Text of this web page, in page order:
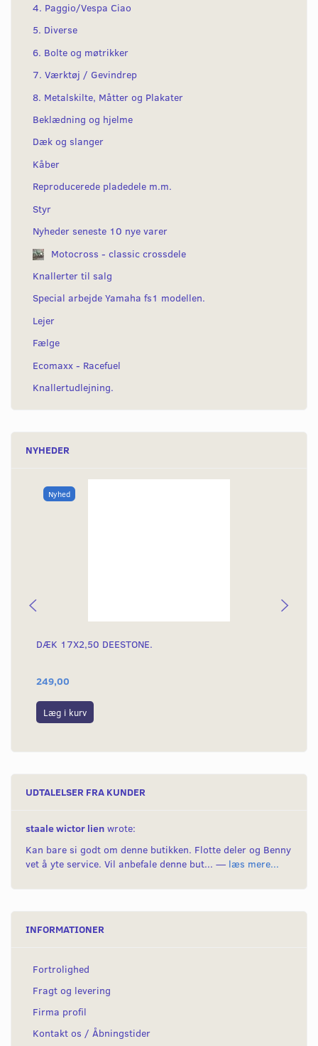
4. Paggio/Vespa Ciao
5. Diverse
6. Bolte og møtrikker
7. Værktøj / Gevindrep
8. Metalskilte, Måtter og Plakater
Beklædning og hjelme
Dæk og slanger
Kåber
Reproducerede pladedele m.m.
Styr
Nyheder seneste 10 nye varer
Motocross - classic crossdele
Knallerter til salg
Special arbejde Yamaha fs1 modellen.
Lejer
Fælge
Ecomaxx - Racefuel
Knallertudlejning.
NYHEDER
Nyhed
DÆK 17X2,50 DEESTONE.
249,00
Læg i kurv
UDTALELSER FRA KUNDER
staale wictor lien wrote:
Kan bare si godt om denne butikken. Flotte deler og Benny
vet å yte service. Vil anbefale denne but... — læs mere...
INFORMATIONER
Fortrolighed
Fragt og levering
Firma profil
Kontakt os / Åbningstider